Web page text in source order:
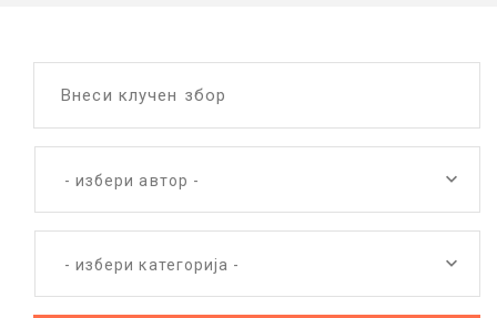
Внеси клучен збор
- избери автор -
- избери категорија -